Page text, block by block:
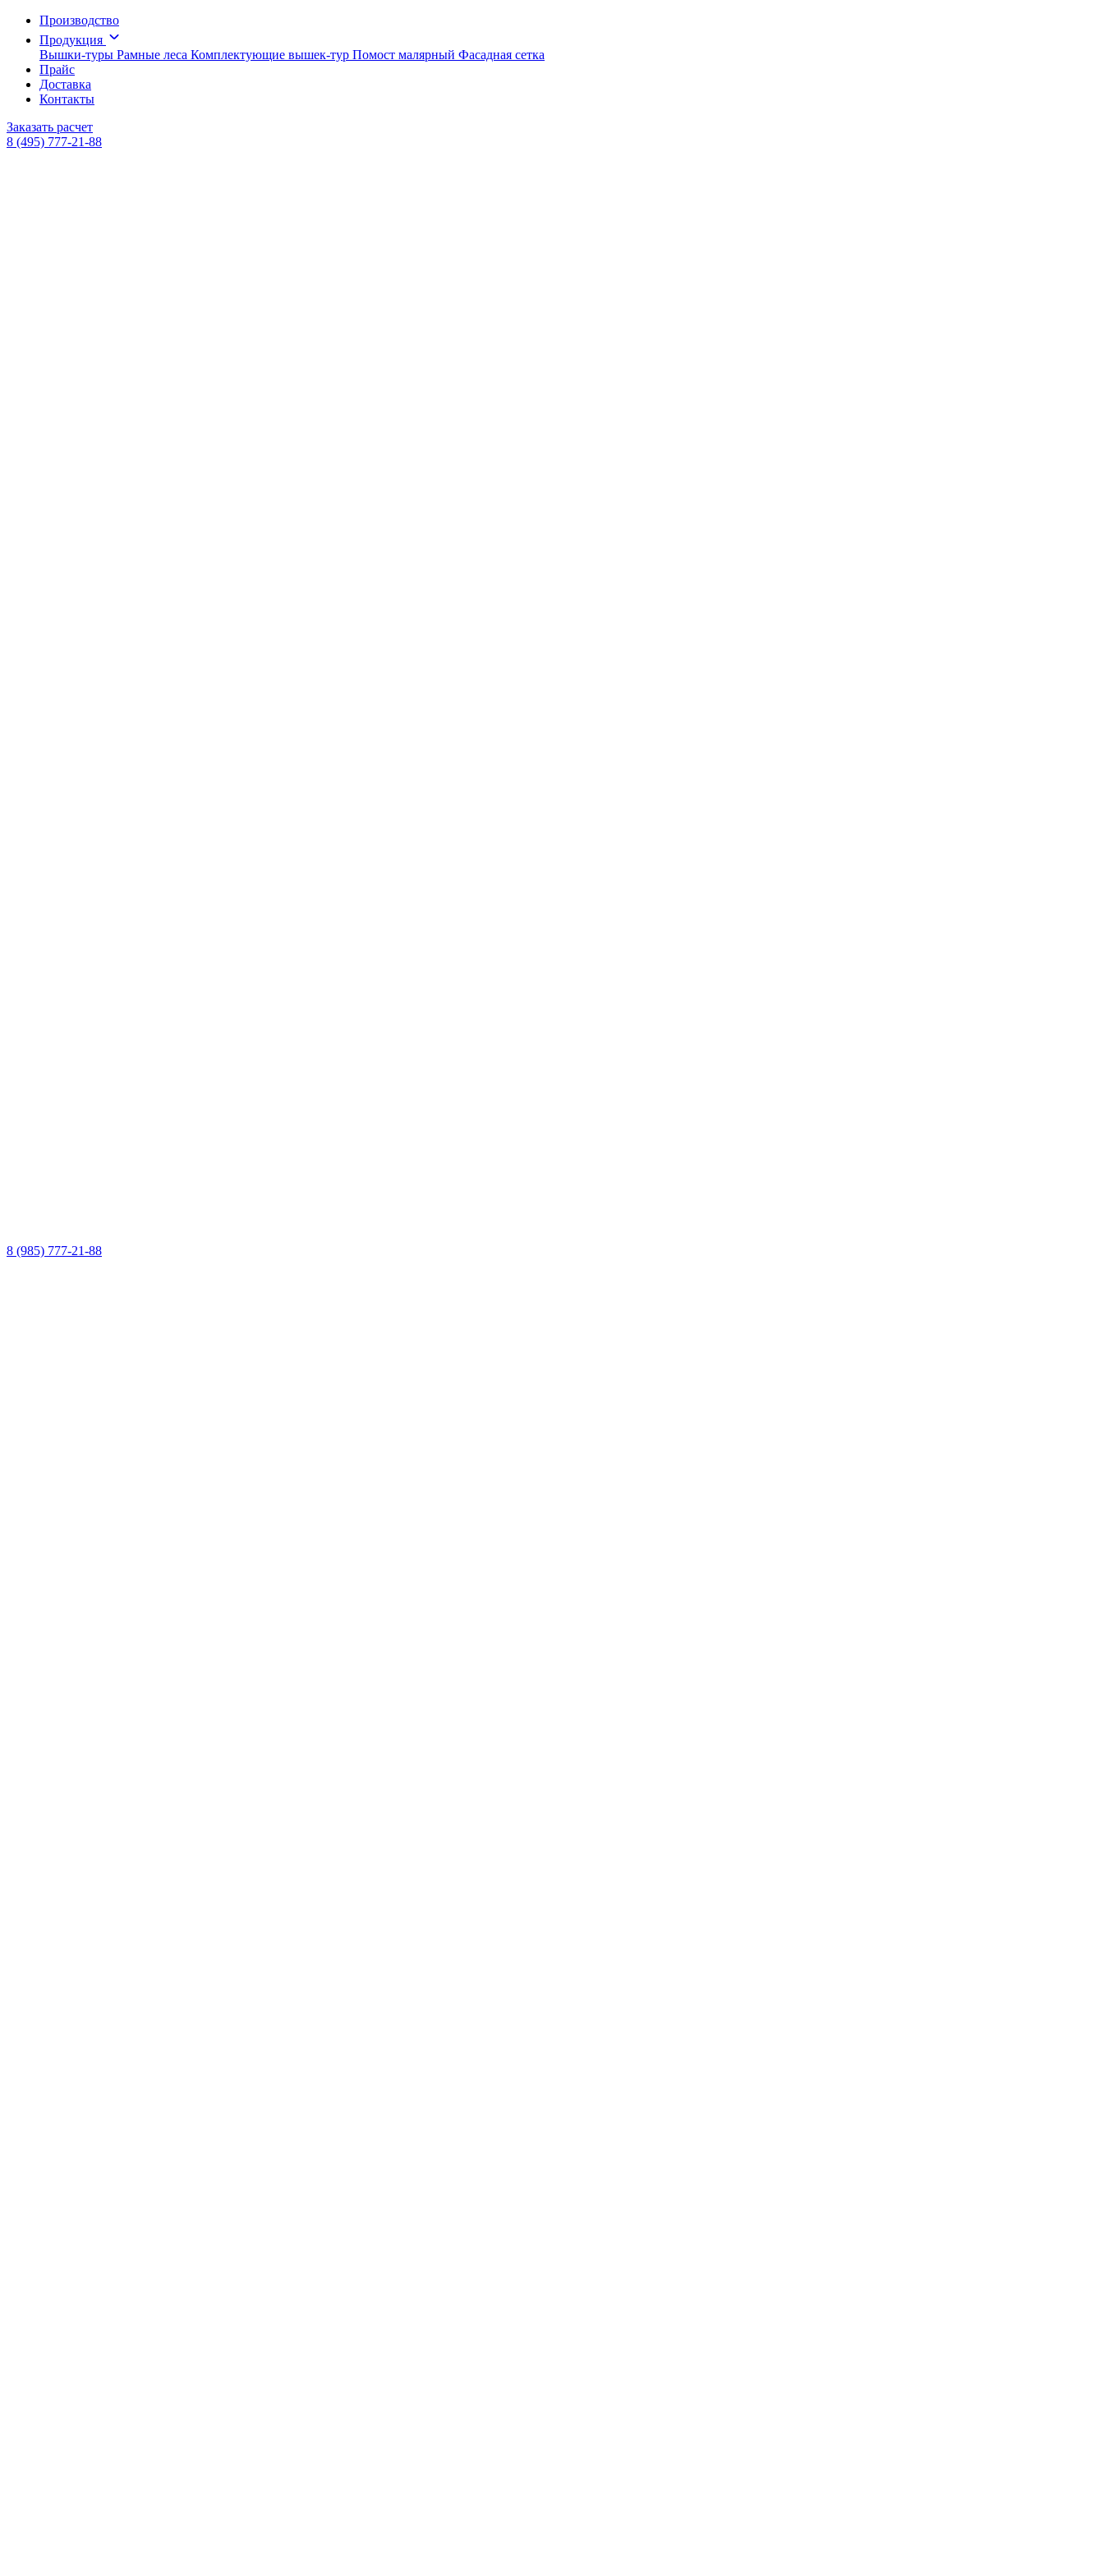
Производство
Продукция
Вышки-туры Рамные леса Комплектующие вышек-тур Помост малярный Фасадная сетка
Прайс
Доставка
Контакты
Заказать расчет
8 (495) 777-21-88
8 (985) 777-21-88